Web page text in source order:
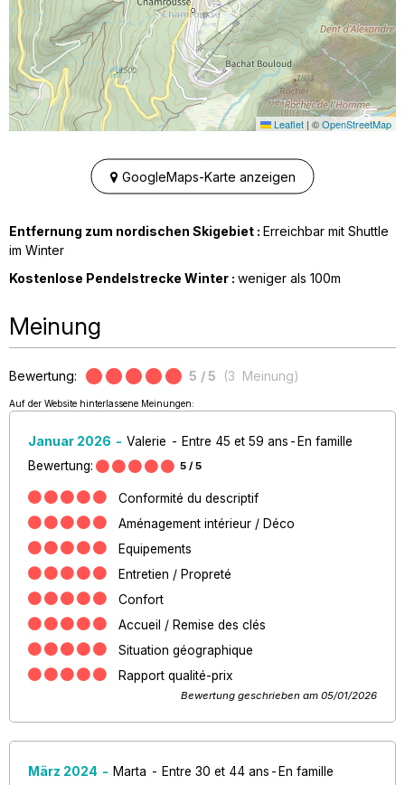
Leaflet | ©OpenStreetMap
GoogleMaps-Karte anzeigen
Entfernung zum nordischen Skigebiet : Erreichbar mit Shuttle
im Winter
Kostenlose Pendelstrecke Winter : weniger als 100m
Meinung
Bewertung: 5 / 5 (3 Meinung)
Auf der Website hinterlassene Meinungen:
Januar 2026 Valerie Entre 45 et 59 ans
En famille
Bewertung:
5 / 5
Conformité du descriptif
Aménagement intérieur / Déco
Equipements
Entretien / Propreté
Confort
Accueil / Remise des clés
Situation géographique
Rapport qualité-prix
Bewertung geschrieben am 05/01/2026
März 2024 Marta Entre 30 et 44 ans
En famille